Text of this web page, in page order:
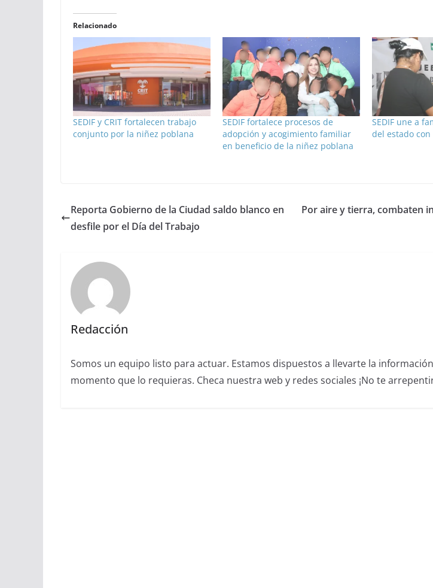
Relacionado
SEDIF y CRIT fortalecen trabajo
conjunto por la niñez poblana
SEDIF fortalece procesos de
adopción y acogimiento familiar
en beneficio de la niñez poblana
SEDIF une a
del estado con
Reporta Gobierno de la Ciudad saldo blanco en
desfile por el Día del Trabajo
Por aire y tierra, combaten
Redacción
Somos un equipo listo para actuar. Estamos dispuestos a llevarte la
momento que lo requieras. Checa nuestra web y redes sociales ¡No te